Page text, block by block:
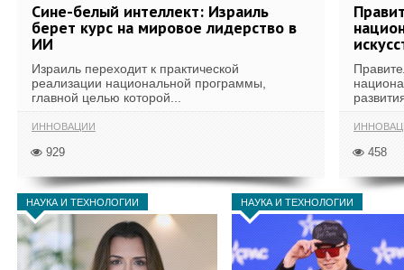
Сине-белый интеллект: Израиль
берет курс на мировое лидерство в
ИИ
Израиль переходит к практической
реализации национальной программы,
главной целью которой...
ИННОВАЦИИ
929 458
НАУКА И ТЕХНОЛОГИИ НАУКА И ТЕХНОЛОГИИ